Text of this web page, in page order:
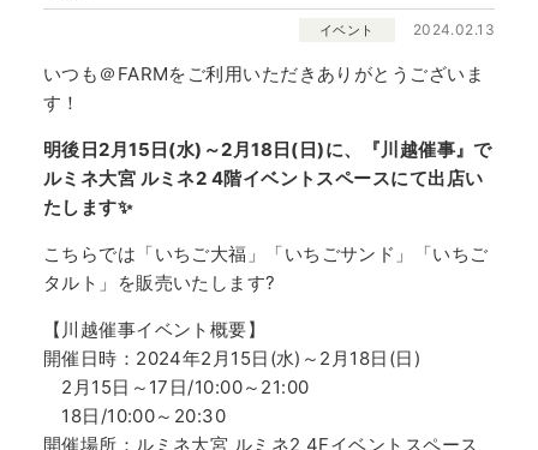
イベント 2024.02.13
いつも＠FARMをご利用いただきありがとうございま
す！
明後日2月15日(水)～2月18日(日)に、『川越催事』で
ルミネ大宮 ルミネ2 4階イベントスペースにて出店い
たします✨
こちらでは「いちご大福」「いちごサンド」「いちご
タルト」を販売いたします?
【川越催事イベント概要】
開催日時：2024年2月15日(水)～2月18日(日)
2月15日～17日/10:00～21:00
18日/10:00～20:30
開催場所：ルミネ大宮 ルミネ2 4Fイベントスペース